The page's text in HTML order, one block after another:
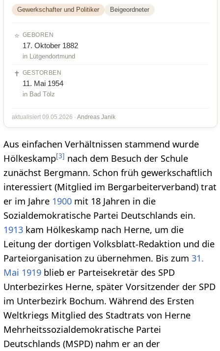
Gewerkschafter und Politiker Beigeordneter
⭐ GEBOREN
17. Oktober 1882
in Lütgendortmund
✝️ GESTORBEN
11. Mai 1954
in Bad Tölz
aktualisiert 09.05.2026 · Andreas Janik
Aus einfachen Verhältnissen stammend wurde
Hölkeskamp[3] nach dem Besuch der Schule
zunächst Bergmann. Schon früh gewerkschaftlich
interessiert (Mitglied im Bergarbeiterverband) trat
er im Jahre 1900mit 18 Jahren in die
Sozialdemokratische Partei Deutschlands ein.
1913kam Hölkeskamp nach Herne, um die
Leitung der dortigen Volksblatt-Redaktion und die
Parteiorganisation zu übernehmen. Bis zum 31.
Mai 1919blieb er Parteisekretär des SPD
Unterbezirkes Herne, später Vorsitzender der SPD
im Unterbezirk Bochum. Während des Ersten
Weltkriegs Mitglied des Stadtrats von Herne
Mehrheitssozialdemokratische Partei
Deutschlands (MSPD) nahm er an der